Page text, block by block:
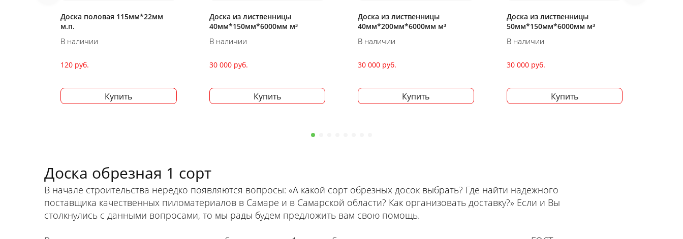
Доска из лиственницы
40мм*150мм*6000мм м³
В наличии
30 000 руб.
Купить
Доска из лиственницы
40мм*200мм*6000мм м³
В наличии
30 000 руб.
Купить
Доска из лиственницы
50мм*150мм*6000мм м³
В наличии
30 000 руб.
Купить
Доска из лиственницы
50мм*200мм*6000мм м³
В наличии
30 000 руб.
Купить
Доска обрезная 1 сорт
В начале строительства нередко появляются вопросы: «А какой сорт обрезных досок выбрать? Где найти надежного
поставщика качественных пиломатериалов в Самаре и в Самарской области? Как организовать доставку?» Если и Вы
столкнулись с данными вопросами, то мы рады будем предложить вам свою помощь.